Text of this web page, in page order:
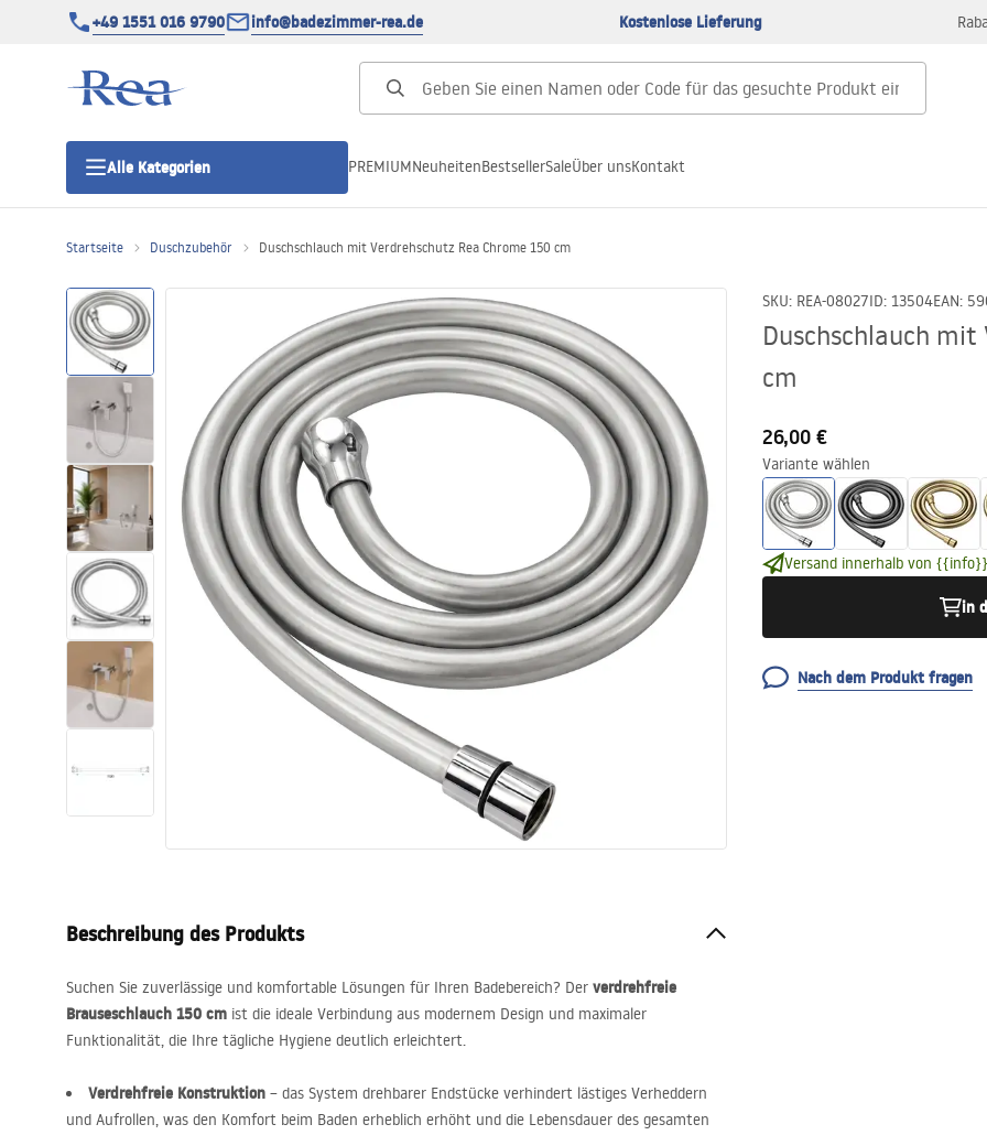
+49 1551 016 9790 info@badezimmer-rea.de Kostenlose Lieferung
Alle Kategorien
Duschtüren
Duschwannen
Duschrinnen
Toiletten
Waschbecken
Wannen und
Badewannenaufsätze
Badarmaturen
Badezimmerzubehör und Möbel
PREMIUMNeuheitenBestsellerSaleÜber unsKontakt
Startseite Duschzubehör Duschschlauch mit Verdrehschutz Rea Chrome 150 cm
SKU: REA-08027ID: 13504EAN:
Duschschlauch mit
cm
26,00 €
Variante wählen
Versand innerhalb von
in
Nach dem Produkt fragen
Beschreibung des Produkts
Suchen Sie zuverlässige und komfortable Lösungen für Ihren Badebereich? Der verdrehfreie
Brauseschlauch 150 cm ist die ideale Verbindung aus modernem Design und maximaler
Funktionalität, die Ihre tägliche Hygiene deutlich erleichtert.
Verdrehfreie Konstruktion – das System drehbarer Endstücke verhindert lästiges Verheddern
und Aufrollen, was den Komfort beim Baden erheblich erhöht und die Lebensdauer des gesamten